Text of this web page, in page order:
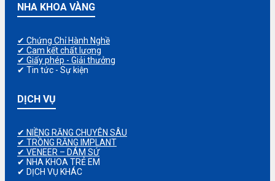
NHA KHOA VÀNG
✔ Chứng Chỉ Hành Nghề
✔ Cam kết chất lượng
✔ Giấy phép - Giải thưởng
✔ Tin tức - Sự kiện
DỊCH VỤ
✔ NIỀNG RĂNG CHUYÊN SÂU
✔ TRỒNG RĂNG IMPLANT
✔ VENEER – DÁM SỨ
✔ NHA KHOA TRẺ EM
✔ DỊCH VỤ KHÁC